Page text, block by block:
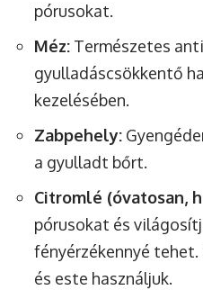
pórusokat.
Méz: Természetes
gyulladáscsökkentő
kezelésében.
Zabpehely:
a gyulladt bőrt.
Citromlé (óvatosan,
pórusokat és
fényérzékennyé tehet.
és este használjuk.